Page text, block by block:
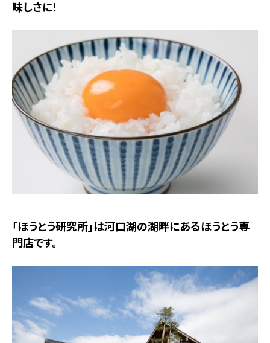
味しさに！
「ほうとう研究所」は河口湖の湖畔にあるほうとう専
門店です。